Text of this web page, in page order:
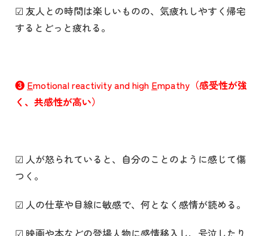
☑ 友人との時間は楽しいものの、気疲れしやすく帰宅
するとどっと疲れる。
❸ Emotional reactivity and high Empathy （感受性が強
く、共感性が高い）
☑ 人が怒られていると、自分のことのように感じて傷
つく。
☑ 人の仕草や目線に敏感で、何となく感情が読める。
☑ 映画や本などの登場人物に感情移入し、号泣したり